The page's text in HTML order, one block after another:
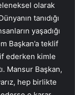
olarak
tanıdığı
yaşadığı
Başkan’a teklif
ederken kimle
Mansur Başkan,
hep birlikte